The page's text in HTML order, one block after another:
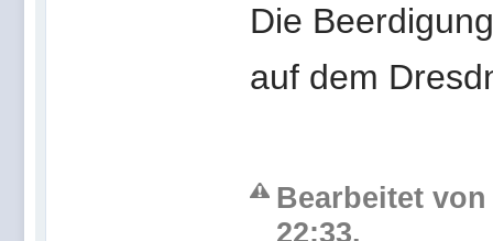
Die
auf dem
Bearbeitet von
22:33.